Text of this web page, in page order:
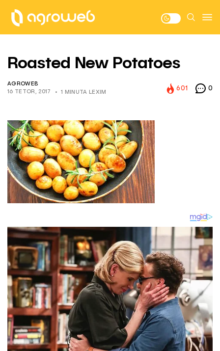
Roasted New Potatoes
AGROWEB
16 TETOR, 2017
1 MINUTA LEXIM
601 0